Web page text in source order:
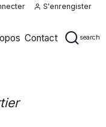
S'enrengister
Contact search